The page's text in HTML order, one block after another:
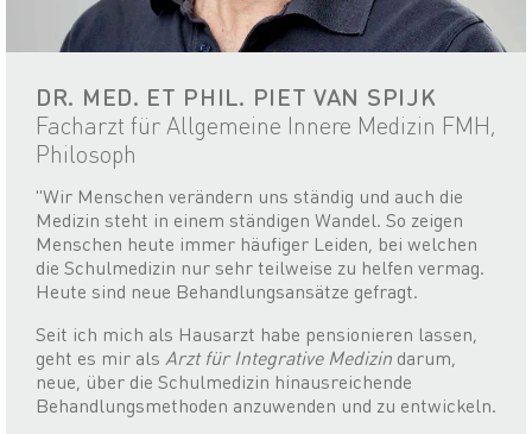
DR. MED. ET PHIL. PIET VAN SPIJK
Facharzt für Allgemeine Innere Medizin FMH,
Philosoph
"Wir Menschen verändern uns ständig und auch die
Medizin steht in einem ständigen Wandel. So zeigen
Menschen heute immer häufiger Leiden, bei welchen
die Schulmedizin nur sehr teilweise zu helfen vermag.
Heute sind neue Behandlungsansätze gefragt.
Seit ich mich als Hausarzt habe pensionieren lassen,
geht es mir als Arzt für Integrative Medizin darum,
neue, über die Schulmedizin hinausreichende
Behandlungsmethoden anzuwenden und zu entwickeln.